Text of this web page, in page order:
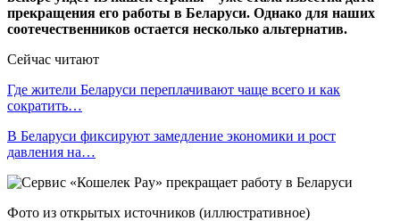
прекращения его работы в Беларуси. Однако для наших
соотечественников остается несколько альтернатив.
Сейчас читают
Где жители Беларуси переплачивают чаще всего и как
сократить…
В Беларуси фиксируют замедление экономики и рост
давления на…
Фото из открытых источников (иллюстративное)